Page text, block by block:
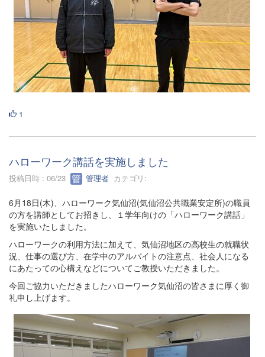
1
ハローワーク講話を実施しました
投稿日時 : 06/23 管理者 カテゴリ:
6月18日(木)、ハローワーク気仙沼(気仙沼公共職業安定所)の職員
の方を講師としてお招きし、１学年向けの「ハローワーク講話」
を実施いたしました。
ハローワークの利用方法に加えて、気仙沼地区の高校生の就職状
況、仕事の選び方、在学中のアルバイトの注意点、社会人になる
にあたっての心構えなどについてご教授いただきました。
今回ご協力いただきましたハローワーク気仙沼の皆さまに厚く御
礼申し上げます。